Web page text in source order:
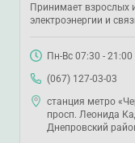
Принимает взрослых
электроэнергии и
Пн-Вс 07:30 - 21:00
(067) 127-03-03
станция метро
просп. Леонида
Днепровский